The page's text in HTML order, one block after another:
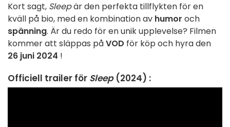
Kort sagt, Sleepär den perfekta tillflykten för en
kväll på bio, med en kombination av humor och
spänning. Är du redo för en unik upplevelse? Filmen
kommer att släppas påVOD för köp och hyra den
26 juni 2024 !
Officiell trailer för Sleep(2024) :